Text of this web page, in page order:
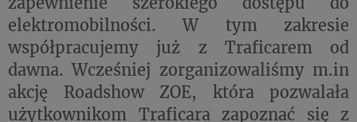
elektromobilności. W tym zakresie
współpracujemy już z Traficarem od
dawna. Wcześniej zorganizowaliśmy m.in
akcję Roadshow ZOE, która pozwalała
użytkownikom Traficara zapoznać się z